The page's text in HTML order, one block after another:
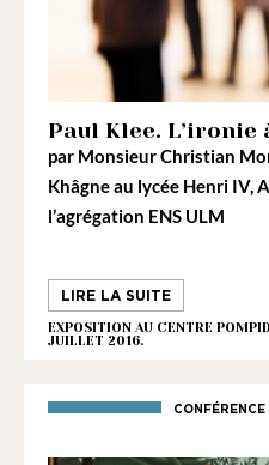
Paul Klee. L’ironie
par Monsieur Christian
Khâgne au lycée Henri IV,
l’agrégation ENS ULM
LIRE LA SUITE
EXPOSITION AU CENTRE
JUILLET 2016.
CONFÉRENCE